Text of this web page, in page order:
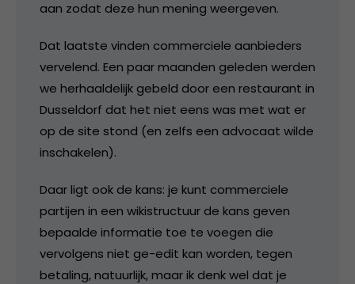
aan zodat deze hun mening weergeven.
Dat laatste vinden commerciele aanbieders
vervelend. Een paar maanden geleden werden
we herhaaldelijk gebeld door een restaurant in
Dusseldorf dat het niet eens was met wat er
op de site stond (en zelfs een advocaat wilde
inschakelen).
Daar ligt ook de kans: je kunt commerciele
partijen in een wikistructuur de kans geven
bepaalde informatie toe te voegen die
vervolgens niet ge-edit kan worden, tegen
betaling, natuurlijk, maar ik denk wel dat je